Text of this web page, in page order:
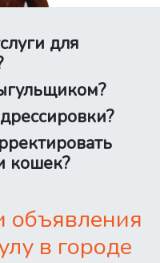
для
кошек?
в городе